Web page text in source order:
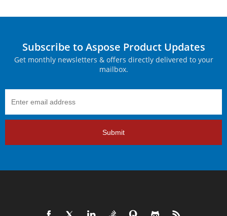
Subscribe to Aspose Product Updates
Get monthly newsletters & offers directly delivered to your
mailbox.
Submit